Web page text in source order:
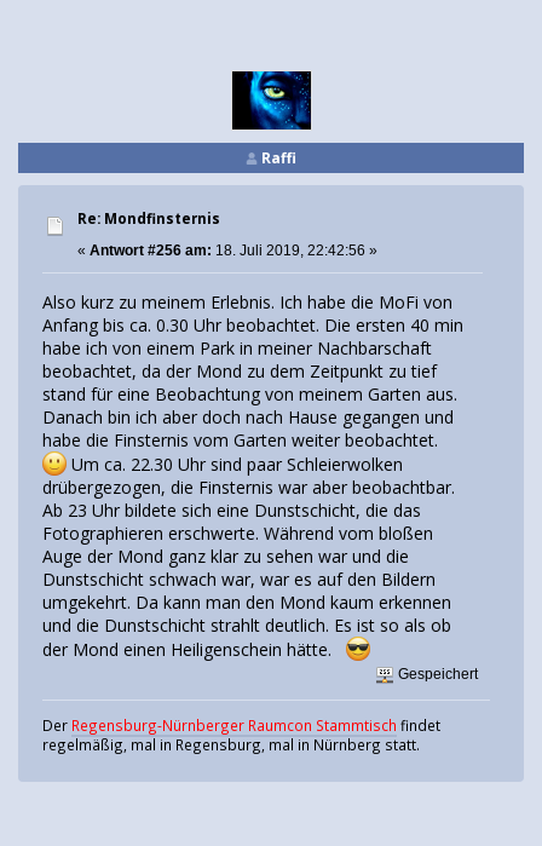
Raffi
Re: Mondfinsternis
« Antwort #256 am: 18. Juli 2019, 22:42:56 »
Also kurz zu meinem Erlebnis. Ich habe die MoFi von
Anfang bis ca. 0.30 Uhr beobachtet. Die ersten 40 min
habe ich von einem Park in meiner Nachbarschaft
beobachtet, da der Mond zu dem Zeitpunkt zu tief
stand für eine Beobachtung von meinem Garten aus.
Danach bin ich aber doch nach Hause gegangen und
habe die Finsternis vom Garten weiter beobachtet.
Um ca. 22.30 Uhr sind paar Schleierwolken
drübergezogen, die Finsternis war aber beobachtbar.
Ab 23 Uhr bildete sich eine Dunstschicht, die das
Fotographieren erschwerte. Während vom bloßen
Auge der Mond ganz klar zu sehen war und die
Dunstschicht schwach war, war es auf den Bildern
umgekehrt. Da kann man den Mond kaum erkennen
und die Dunstschicht strahlt deutlich. Es ist so als ob
der Mond einen Heiligenschein hätte.
Gespeichert
Der Regensburg-Nürnberger Raumcon Stammtisch findet
regelmäßig, mal in Regensburg, mal in Nürnberg statt.